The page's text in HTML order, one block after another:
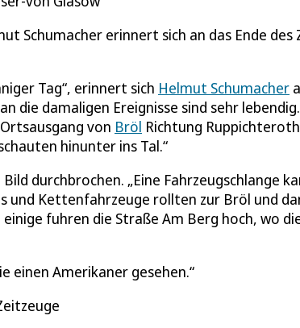
Schumacher erinnert sich an das Ende
Tag“, erinnert sich Helmut Schumacher
die damaligen Ereignisse sind sehr
von Bröl Richtung
hinunter ins Tal.“
durchbrochen. „Eine Fahrzeugschlange
und Kettenfahrzeuge rollten zur Bröl und
fuhren die Straße Am Berg hoch, wo
einen Amerikaner gesehen.